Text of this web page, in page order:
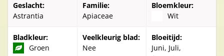
Geslacht:
Astrantia
Familie:
Apiaceae
Bloemkleur:
Wit
Bladkleur:
Groen
Veelkleurig blad:
Nee
Bloeitijd:
Juni, Juli,